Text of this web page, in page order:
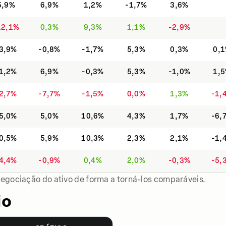
6,9% 1,2% -1,7% 3,6%
0,3% 9,3% 1,1% -2,9%
-0,8% -1,7% 5,3% 0,3%
6,9% -0,3% 5,3% -1,0%
-7,7% -1,5% 0,0% 1,3% -
5,0% 10,6% 4,3% 1,7% -
5,9% 10,3% 2,3% 2,1% -
-0,9% 0,4% 2,0% -0,3% -
do ativo de forma a torná-los comparáveis.